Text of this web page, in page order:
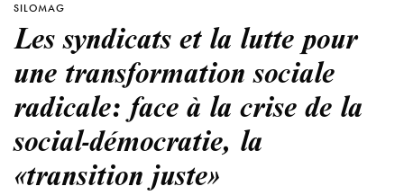
SILOMAG
Les syndicats et la lutte pour
une transformation sociale
radicale: face à la crise de la
social-démocratie, la
«transition juste»